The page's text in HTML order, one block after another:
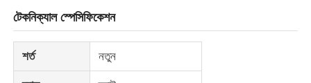
বিশেষ যানবাহনের যন্ত্রাংশ
স্যানিটেশন ইলেকট্রিক ট্রাইসাইকেল
টেকনিক্যাল স্পেসিফিকেশন
শর্ত নতুন